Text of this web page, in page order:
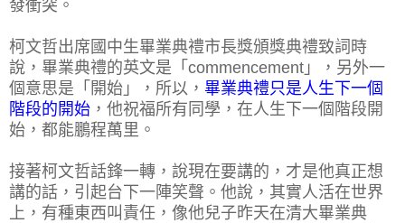
發衝突。
柯文哲出席國中生畢業典禮市長獎頒獎典禮致詞時
說，畢業典禮的英文是「commencement」，另外一
個意思是「開始」，所以， 畢業典禮只是人生下一個
階段的開始 ，他祝福所有同學，在人生下一個階段開
始，都能鵬程萬里。
接著柯文哲話鋒一轉，說現在要講的，才是他真正想
講的話，引起台下一陣笑聲。他說，其實人活在世界
上，有種東西叫責任，像他兒子昨天在清大畢業典